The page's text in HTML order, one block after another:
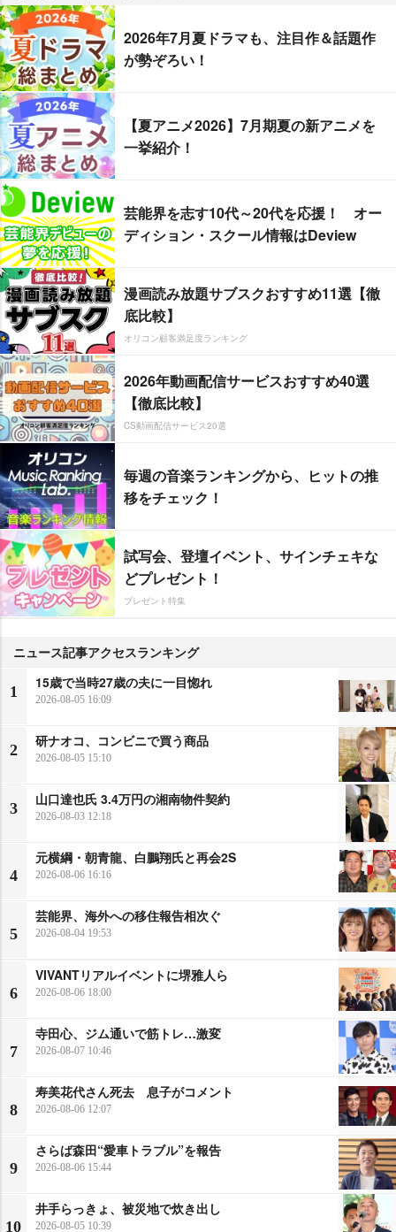
2026年7月夏ドラマも、注目作＆話題作
が勢ぞろい！
【夏アニメ2026】7月期夏の新アニメを
一挙紹介！
芸能界を志す10代～20代を応援！ オー
ディション・スクール情報はDeview
漫画読み放題サブスクおすすめ11選【徹
底比較】
オリコン顧客満足度ランキング
2026年動画配信サービスおすすめ40選
【徹底比較】
CS動画配信サービス20選
毎週の音楽ランキングから、ヒットの推
移をチェック！
試写会、登壇イベント、サインチェキな
どプレゼント！
プレゼント特集
ニュース記事アクセスランキング
1
15歳で当時27歳の夫に一目惚れ
2026-08-05 16:09
2
研ナオコ、コンビニで買う商品
2026-08-05 15:10
3
山口達也氏 3.4万円の湘南物件契約
2026-08-03 12:18
4
元横綱・朝青龍、白鵬翔氏と再会2S
2026-08-06 16:16
5
芸能界、海外への移住報告相次ぐ
2026-08-04 19:53
6
VIVANTリアルイベントに堺雅人ら
2026-08-06 18:00
7
寺田心、ジム通いで筋トレ…激変
2026-08-07 10:46
8
寿美花代さん死去 息子がコメント
2026-08-06 12:07
9
さらば森田“愛車トラブル”を報告
2026-08-06 15:44
10
井手らっきょ、被災地で炊き出し
2026-08-05 10:39